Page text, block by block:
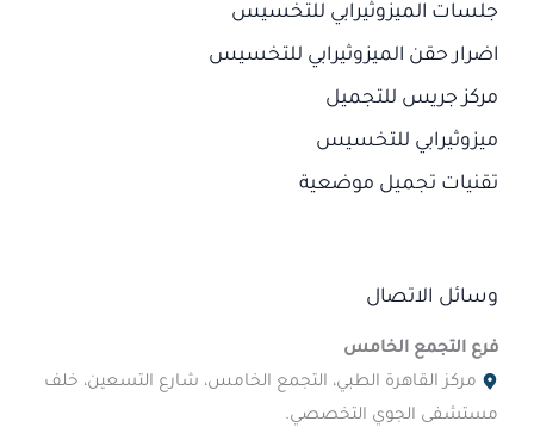
جلسات الميزوثيرابي للتخسيس
اضرار حقن الميزوثيرابي للتخسيس
مركز جريس للتجميل
ميزوثيرابي للتخسيس
تقنيات تجميل موضعية
وسائل الاتصال
فرع التجمع الخامس
مركز القاهرة الطبي، التجمع الخامس، شارع التسعين، خلف
مستشفى الجوي التخصصي.